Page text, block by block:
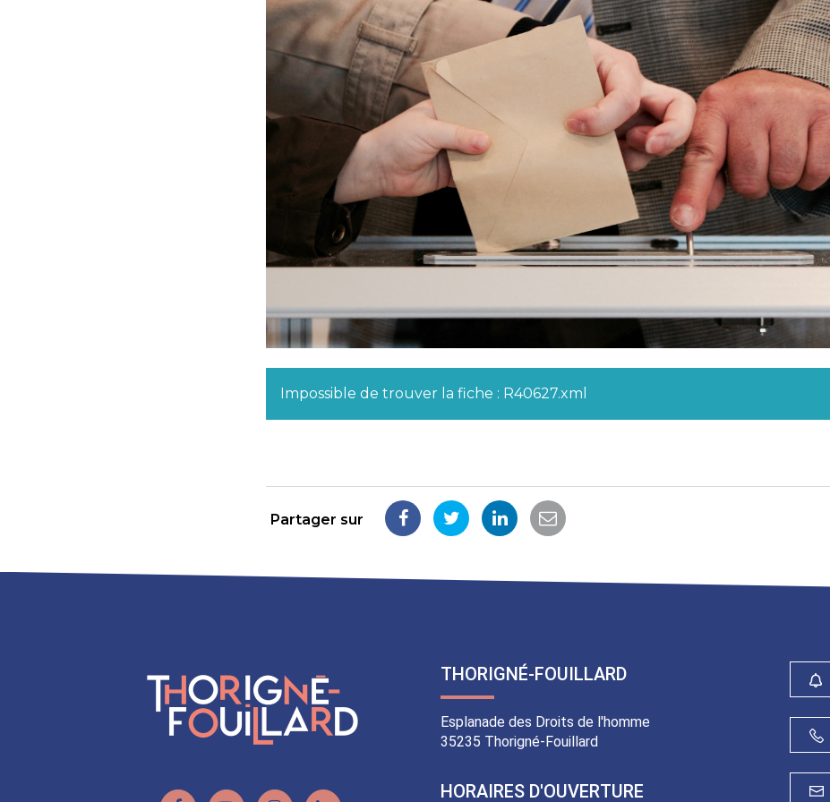
Impossible de trouver la fiche : R40627.xml
Partager sur
Partager
Facebook
Partager
Twitter
Partager
LinkedIn
Partager
email
THORIGNÉ-FOUILLARD
Esplanade des Droits de l'homme
35235 Thorigné-Fouillard
HORAIRES D'OUVERTURE